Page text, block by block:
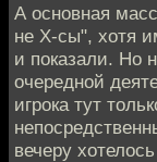
А основная
не Х-сы", хотя
и показали. Но
очередной
игрока тут
вечеру